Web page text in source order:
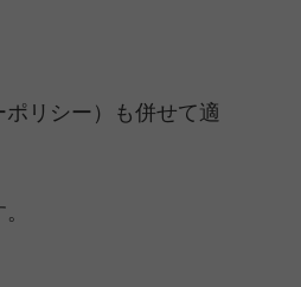
リシー）も併せて適